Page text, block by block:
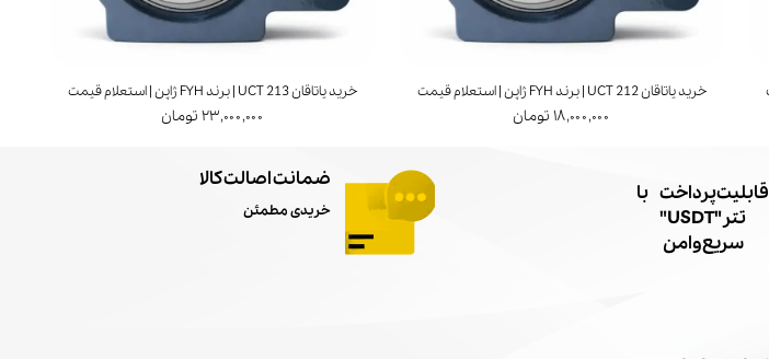
خرید یاتاقان UCT 213 | برند FYH ژاپن | استعلام قیمت
۲۳,۰۰۰,۰۰۰ تومان
خرید یاتاقان UCT 212 | برند FYH ژاپن | استعلام قیمت
۱۸,۰۰۰,۰۰۰ تومان
ضمانت اصالت کالا
خریدی مطمئن
​قابلیت پرداخت با
تتر"USDT"
سریع و امن